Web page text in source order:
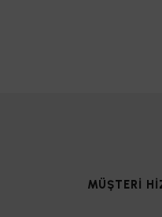
MÜŞTERİ